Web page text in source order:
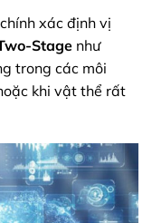
xác định vị
Stagenhư
trong các môi
khi vật thể rất